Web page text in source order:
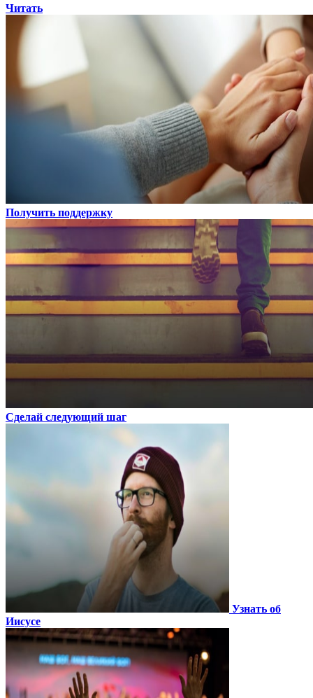
Читать
Получить поддержку
Сделай следующий шаг
Узнать об
Иисусе